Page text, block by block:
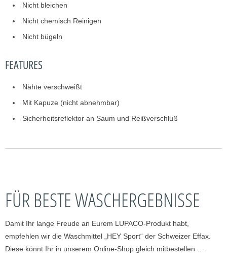
Nicht bleichen
Nicht chemisch Reinigen
Nicht bügeln
FEATURES
Nähte verschweißt
Mit Kapuze (nicht abnehmbar)
Sicherheitsreflektor an Saum und Reißverschluß
FÜR BESTE WASCHERGEBNISSE
Damit Ihr lange Freude an Eurem LUPACO-Produkt habt,
empfehlen wir die Waschmittel „HEY Sport“ der Schweizer Effax.
Diese könnt Ihr in unserem Online-Shop gleich mitbestellen …